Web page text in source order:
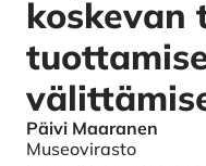
koskevan
Authors
Päivi Maaranen
Museovirasto